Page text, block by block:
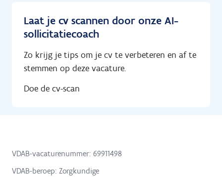
Laat je cv scannen door onze AI-
sollicitatiecoach
Zo krijg je tips om je cv te verbeteren en af te
stemmen op deze vacature.
Doe de cv-scan
VDAB-vacaturenummer: 69911498
VDAB-beroep: Zorgkundige